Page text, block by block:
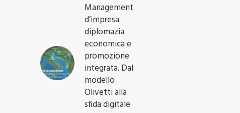
Management
d’impresa:
diplomazia
economica e
promozione
integrata. Dal
modello
Olivetti alla
sfida digitale